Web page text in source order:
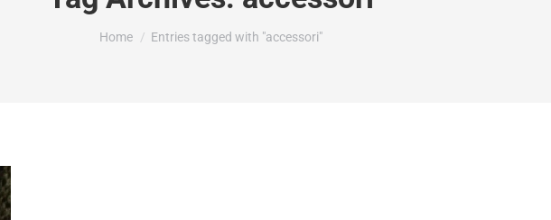
You are here:
Home Entries tagged with "accessori"